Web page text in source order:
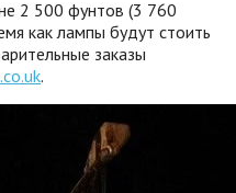
2 500 фунтов (3 760
как лампы будут стоить
заказы
.